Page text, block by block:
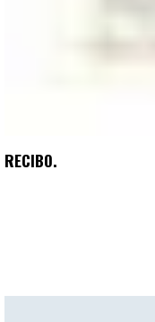
RECIBO.